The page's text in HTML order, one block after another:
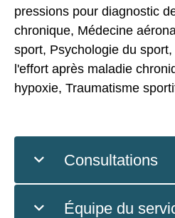
pressions pour diagnostic
chronique, Médecine
sport, Psychologie du
l'effort après maladie
hypoxie, Traumatisme
Consultations
Équipe du